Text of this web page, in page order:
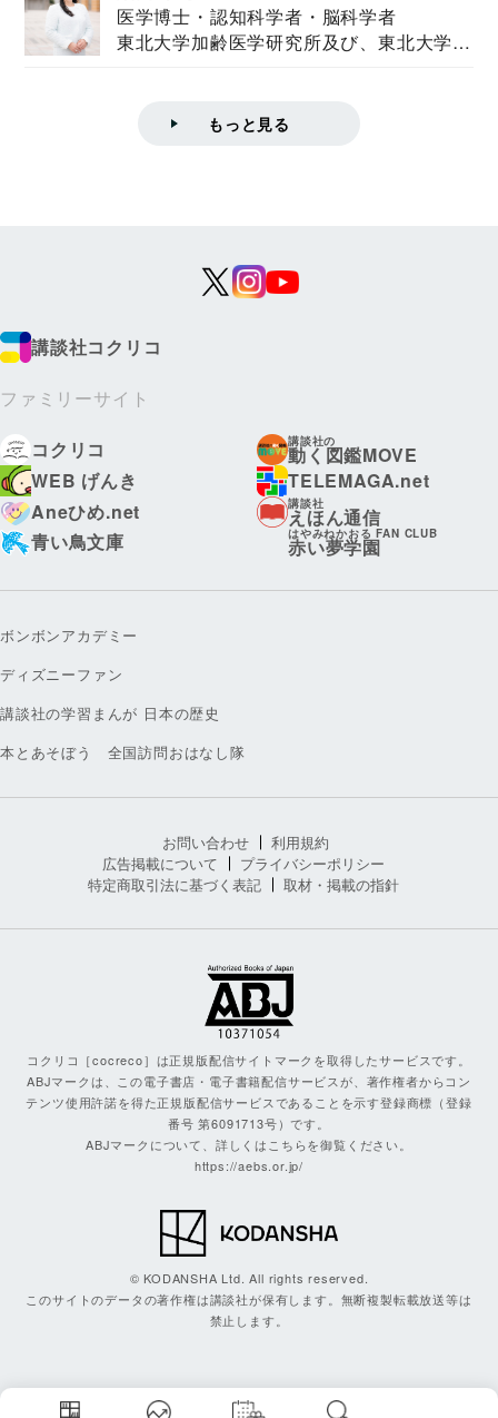
医学博士・認知科学者・脳科学者
東北大学加齢医学研究所及び、東北大学大
もっと見る
講談社コクリコ
ファミリーサイト
コクリコ
講談社の
動く図鑑MOVE
WEB げんき
TELEMAGA.net
Aneひめ.net
講談社
えほん通信
青い鳥文庫
はやみねかおる FAN CLUB
赤い夢学園
ボンボンアカデミー
ディズニーファン
講談社の学習まんが 日本の歴史
本とあそぼう 全国訪問おはなし隊
お問い合わせ
利用規約
広告掲載について
プライバシーポリシー
特定商取引法に基づく表記
取材・掲載の指針
コクリコ［cocreco］は正規版配信サイトマークを取得したサービスです。
ABJマークは、この電子書店・電子書籍配信サービスが、著作権者からコン
テンツ使用許諾を得た正規版配信サービスであることを示す登録商標（登録
番号 第6091713号）です。
ABJマークについて、詳しくはこちらを御覧ください。
https://aebs.or.jp/
© KODANSHA Ltd. All rights reserved.
このサイトのデータの著作権は講談社が保有します。無断複製転載放送等は
禁止します。